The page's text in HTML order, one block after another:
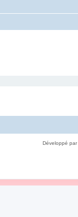
Développé par